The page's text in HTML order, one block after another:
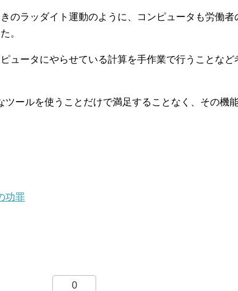
のラッダイト運動のように、コンピュータも労働
。
ュータにやらせている計算を手作業で行うことなど
ツールを使うことだけで満足することなく、その機
功罪
0